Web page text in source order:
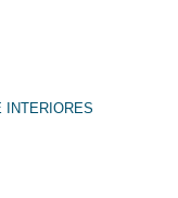
INTERIORES